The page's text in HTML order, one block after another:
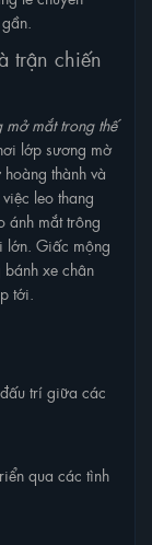
trận chiến
mắt trong thế
lớp sương mờ
thành và
leo thang
ánh mắt trông
lớn. Giấc mộng
xe chân
tới.
trí giữa các
qua các tình